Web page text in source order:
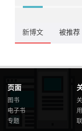
新博文 被推荐
页面
图书
电子书
专题